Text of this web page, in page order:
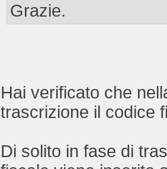
Grazie.
Hai verificato che
trascrizione il codice
Di solito in fase di